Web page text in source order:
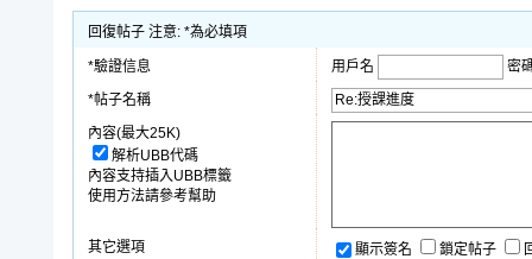
回復帖子 注意: *為必填項
*驗證信息 用戶名
密
*帖子名稱
內容(最大25K)
解析UBB代碼
內容支持插入UBB標籤
使用方法請參考幫助
其它選項 顯示簽名 鎖定帖子